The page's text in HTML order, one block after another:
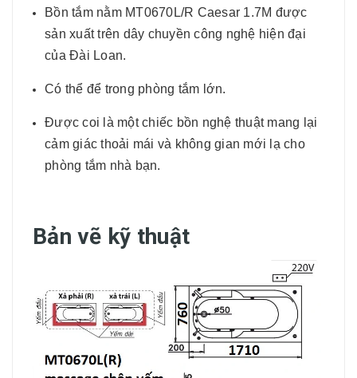
Bồn tắm nằm MT0670L/R Caesar 1.7M được
sản xuất trên dây chuyền công nghệ hiện đại
của Đài Loan.
Có thể để trong phòng tắm lớn.
Được coi là một chiếc bồn nghệ thuật mang lại
cảm giác thoải mái và không gian mới lạ cho
phòng tắm nhà bạn.
Bản vẽ kỹ thuật